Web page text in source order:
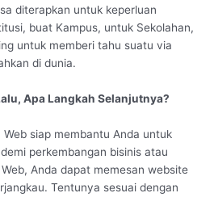
diterapkan untuk keperluan
buat Kampus, untuk Sekolahan,
untuk memberi tahu suatu via
di dunia.
Apa Langkah Selanjutnya?
siap membantu Anda untuk
perkembangan bisinis atau
Anda dapat memesan website
Tentunya sesuai dengan